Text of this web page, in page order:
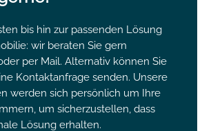
bis hin zur passenden Lösung
wir beraten Sie gern
per Mail. Alternativ können Sie
Kontaktanfrage senden. Unsere
werden sich persönlich um Ihre
um sicherzustellen, dass
Lösung erhalten.